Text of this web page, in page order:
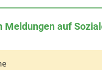
Meldungen auf